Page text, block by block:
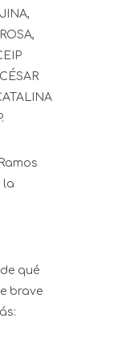
la
qué
brave